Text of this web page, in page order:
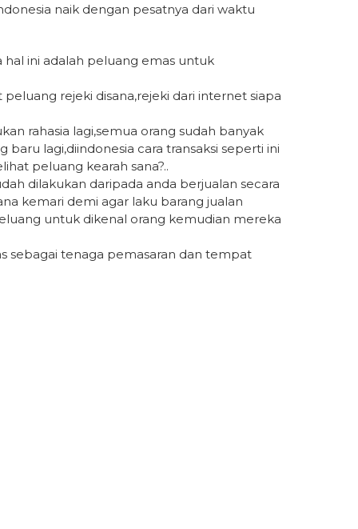
naik dengan pesatnya dari waktu
ini adalah peluang emas untuk
rejeki disana,rejeki dari internet siapa
rahasia lagi,semua orang sudah banyak
lagi,diindonesia cara transaksi seperti ini
peluang kearah sana?..
dilakukan daripada anda berjualan secara
kemari demi agar laku barang jualan
untuk dikenal orang kemudian mereka
sebagai tenaga pemasaran dan tempat